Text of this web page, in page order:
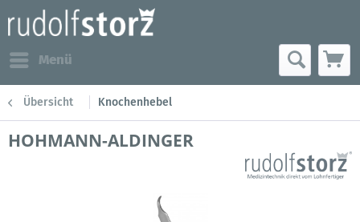
Menü
Übersicht Knochenhebel
HOHMANN-ALDINGER